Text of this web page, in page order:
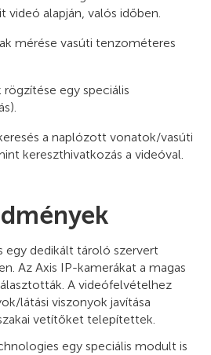
videó alapján, valós időben.
mérése vasúti tenzométeres
egy speciális
a naplózott vonatok/vasúti
kereszthivatkozás a videóval.
egy dedikált tároló szervert
Az Axis IP-kamerákat a magas
A videófelvételhez
látási viszonyok javítása
vetítőket telepítettek.
egy speciális modult is